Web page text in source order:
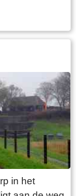
park eens
her en
een enorme
is minder
was
voor te
hij de state
in het